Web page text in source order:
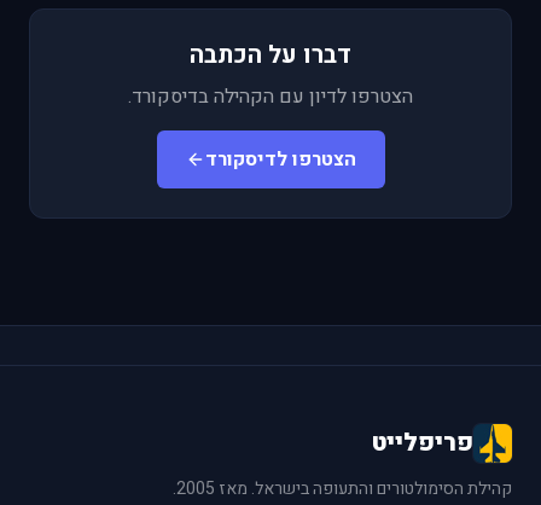
דברו על הכתבה
הצטרפו לדיון עם הקהילה בדיסקורד.
הצטרפו לדיסקורד
פריפלייט
קהילת הסימולטורים והתעופה בישראל. מאז 2005.